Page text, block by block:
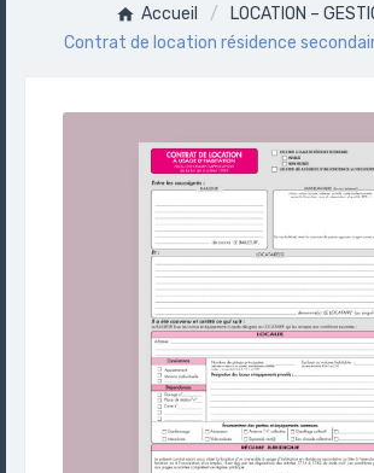
Accueil
LOCATION –
Contrat de location résidence